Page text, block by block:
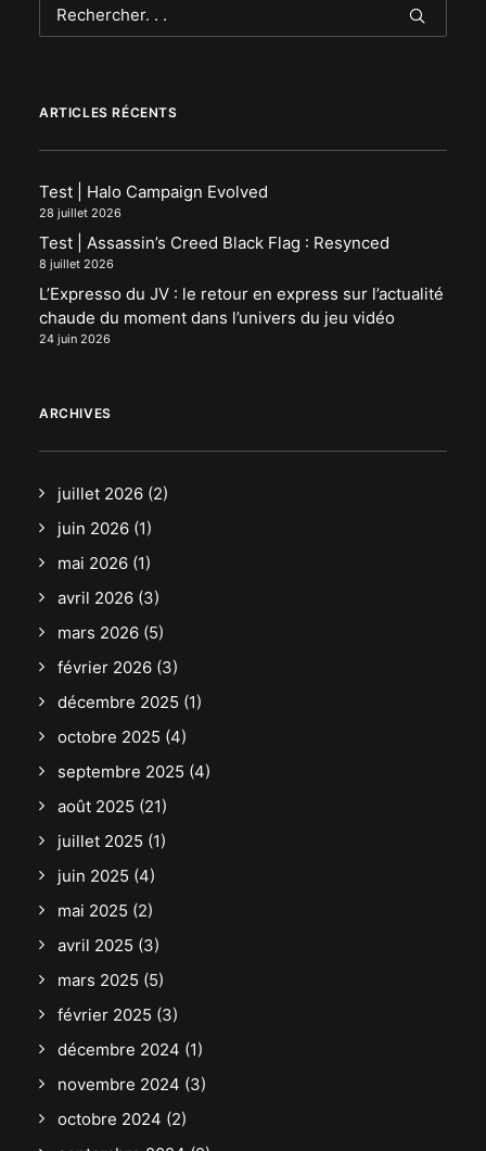
ARTICLES RÉCENTS
Test | Halo Campaign Evolved
28 juillet 2026
Test | Assassin’s Creed Black Flag : Resynced
8 juillet 2026
L’Expresso du JV : le retour en express sur l’actualité
chaude du moment dans l’univers du jeu vidéo
24 juin 2026
ARCHIVES
juillet 2026 (2)
juin 2026 (1)
mai 2026 (1)
avril 2026 (3)
mars 2026 (5)
février 2026 (3)
décembre 2025 (1)
octobre 2025 (4)
septembre 2025 (4)
août 2025 (21)
juillet 2025 (1)
juin 2025 (4)
mai 2025 (2)
avril 2025 (3)
mars 2025 (5)
février 2025 (3)
décembre 2024 (1)
novembre 2024 (3)
octobre 2024 (2)